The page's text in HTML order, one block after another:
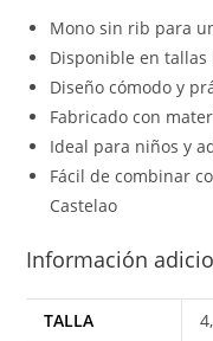
Mono sin rib para
Disponible en
Diseño cómodo y
Fabricado con
Ideal para niños y
Fácil de combinar
Castelao
Información
TALLA